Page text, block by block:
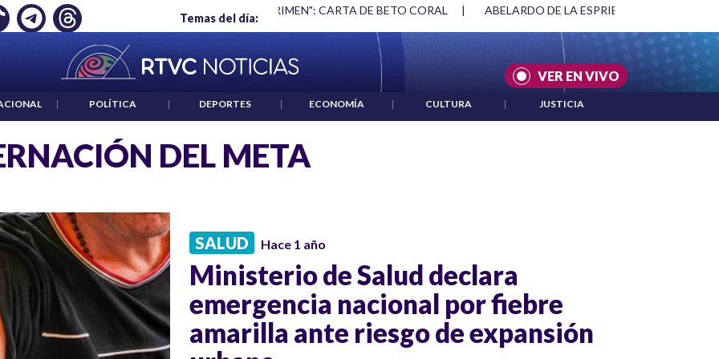
Temas del día:
EMPLEO: JP MORGAN "HABLAR NO ES UN CRIMEN": CARTA DE BETO CORAL | ABELARDO DE LA ESPRIELLA Y DMG
VER EN VIVO
| POLÍTICA | DEPORTES | ECONOMÍA | CULTURA | JUSTICIA
DEL META
SALUD Hace 1 año
Ministerio de Salud declara
emergencia nacional por fiebre
amarilla ante riesgo de expansión